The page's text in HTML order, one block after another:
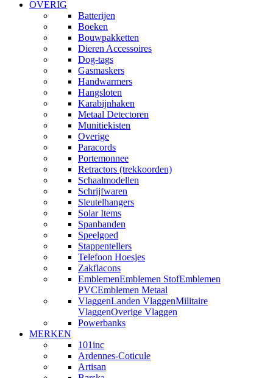
OVERIG
Batterijen
Boeken
Bouwpakketten
Dieren Accessoires
Dog-tags
Gasmaskers
Handwarmers
Hangsloten
Karabijnhaken
Metaal Detectoren
Munitiekisten
Overige
Paracords
Portemonnee
Retractors (trekkoorden)
Schaalmodellen
Schrijfwaren
Sleutelhangers
Solar Items
Spanbanden
Speelgoed
Stappentellers
Telefoon Hoesjes
Zakflacons
EmblemenEmblemen StofEmblemen
PVCEmblemen Metaal
VlaggenLanden VlaggenMilitaire
VlaggenOverige Vlaggen
Powerbanks
MERKEN
101inc
Ardennes-Coticule
Artisan